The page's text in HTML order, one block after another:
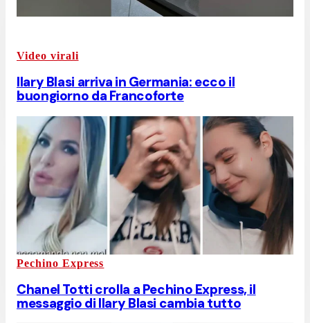
Video virali
Ilary Blasi arriva in Germania: ecco il
buongiorno da Francoforte
Pechino Express
Chanel Totti crolla a Pechino Express, il
messaggio di Ilary Blasi cambia tutto